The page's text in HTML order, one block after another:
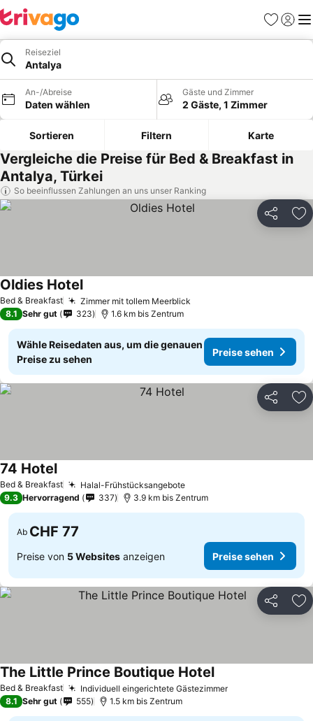
Favoriten
Reiseziel
Antalya
An-/Abreise
Daten wählen
Gäste und Zimmer
2 Gäste, 1 Zimmer
Sortieren Filtern Karte
Vergleiche die Preise für Bed & Breakfast in
Antalya, Türkei
So beeinflussen Zahlungen an uns unser Ranking
Teilen
Bed & Breakfast Zimmer mit tollem Meerblick
Oldies Hotel
8.1 Sehr gut 323 1.6 km bis Zentrum
Wähle Reisedaten aus, um die genauen
Preise zu sehen
Preise sehen
Teilen
Bed & Breakfast Halal-Frühstücksangebote
74 Hotel
9.3 Hervorragend 337 3.9 km bis Zentrum
Ab CHF 77
Preise von 5 Websites anzeigen Preise sehen
Teilen
Bed & Breakfast Individuell eingerichtete Gästezimmer
The Little Prince Boutique Hotel
8.1 Sehr gut 555 1.5 km bis Zentrum